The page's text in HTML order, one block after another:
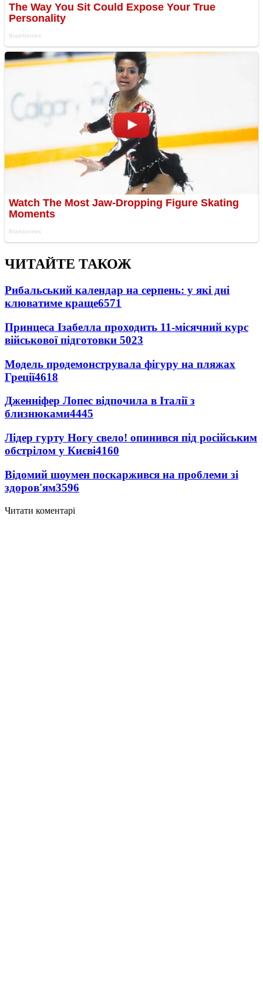
ЧИТАЙТЕ ТАКОЖ
Рибальський календар на серпень: у які дні
клюватиме краще6571
Принцеса Ізабелла проходить 11-місячний курс
військової підготовки 5023
Модель продемонструвала фігуру на пляжах
Греції4618
Дженніфер Лопес відпочила в Італії з
близнюками4445
Лідер гурту Ногу свело! опинився під російським
обстрілом у Києві4160
Відомий шоумен поскаржився на проблеми зі
здоров'ям3596
Читати коментарі